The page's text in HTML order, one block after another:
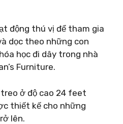
động thú vị để tham gia
dọc theo những con
học đi dây trong nhà
Furniture.
ở độ cao 24 feet
thiết kế cho những
lên.